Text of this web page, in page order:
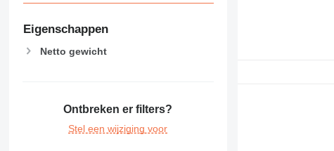
Eigenschappen
Netto gewicht
Ontbreken er filters?
Stel een wijziging voor